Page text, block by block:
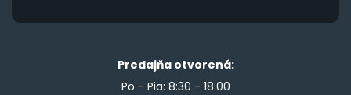
Predajňa otvorená:
Po - Pia: 8:30 - 18:00